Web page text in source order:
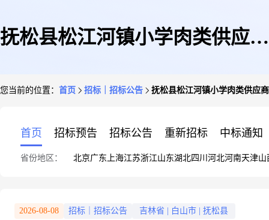
抚松县松江河镇小学肉类供应商
您当前的位置： 首页 招标｜招标公告 抚松县松江河镇小学肉类供应
首页 招标预告 招标公告 重新招标 中标通知
省份地区： 北京广东 上海江苏浙江山东湖北四川 河北河南天津山
2026-08-08 招标｜招标公告 吉林省 白山市 抚松县